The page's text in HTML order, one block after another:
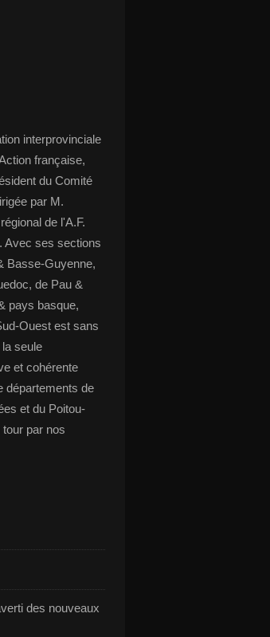
interprovinciale
française,
du Comité
par M.
de l'A.F.
Avec ses sections
Basse-Guyenne,
de Pau &
pays basque,
Ouest est sans
seule
et cohérente
départements de
et du Poitou-
par nos
des nouveaux